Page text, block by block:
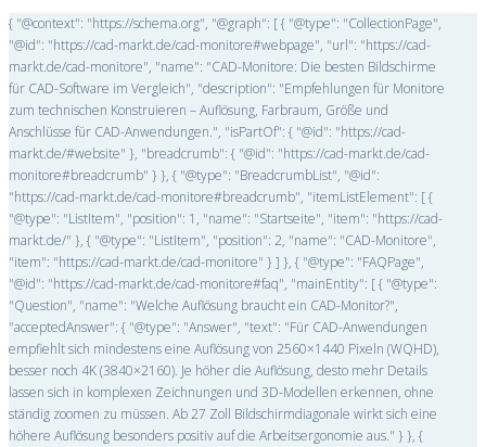
{ "@context": "https://schema.org", "@graph": [ { "@type": "CollectionPage",
"@id": "https://cad-markt.de/cad-monitore#webpage", "url": "https://cad-
markt.de/cad-monitore", "name": "CAD-Monitore: Die besten Bildschirme
für CAD-Software im Vergleich", "description": "Empfehlungen für Monitore
zum technischen Konstruieren – Auflösung, Farbraum, Größe und
Anschlüsse für CAD-Anwendungen.", "isPartOf": { "@id": "https://cad-
markt.de/#website" }, "breadcrumb": { "@id": "https://cad-markt.de/cad-
monitore#breadcrumb" } }, { "@type": "BreadcrumbList", "@id":
"https://cad-markt.de/cad-monitore#breadcrumb", "itemListElement": [ {
"@type": "ListItem", "position": 1, "name": "Startseite", "item": "https://cad-
markt.de/" }, { "@type": "ListItem", "position": 2, "name": "CAD-Monitore",
"item": "https://cad-markt.de/cad-monitore" } ] }, { "@type": "FAQPage",
"@id": "https://cad-markt.de/cad-monitore#faq", "mainEntity": [ { "@type":
"Question", "name": "Welche Auflösung braucht ein CAD-Monitor?",
"acceptedAnswer": { "@type": "Answer", "text": "Für CAD-Anwendungen
empfiehlt sich mindestens eine Auflösung von 2560×1440 Pixeln (WQHD),
besser noch 4K (3840×2160). Je höher die Auflösung, desto mehr Details
lassen sich in komplexen Zeichnungen und 3D-Modellen erkennen, ohne
ständig zoomen zu müssen. Ab 27 Zoll Bildschirmdiagonale wirkt sich eine
höhere Auflösung besonders positiv auf die Arbeitsergonomie aus." } }, {